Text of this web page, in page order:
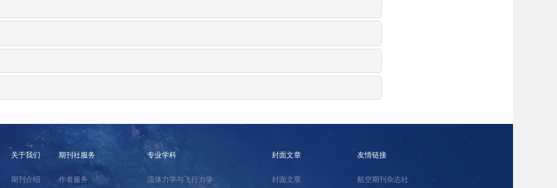
关于我们
期刊介绍
期刊社服务
作者服务
专业学科
流体力学与飞行力学
封面文章
封面文章
友情链接
航空期刊杂志社